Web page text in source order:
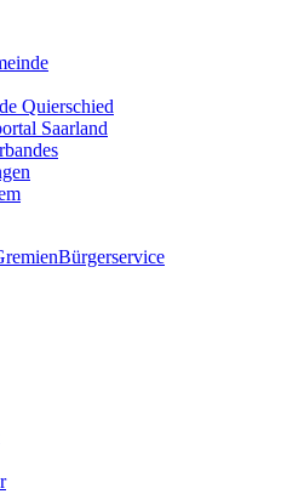
Quierschied
Saarland
Bürgerservice